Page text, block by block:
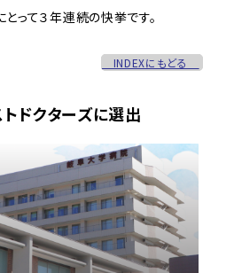
って３年連続の快挙です。
INDEXにもどる
ドクターズに選出